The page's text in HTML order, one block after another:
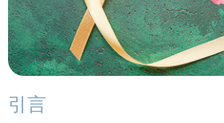
拥抱每刻，留住这爱。
轻松一下，充下电啦！
引言